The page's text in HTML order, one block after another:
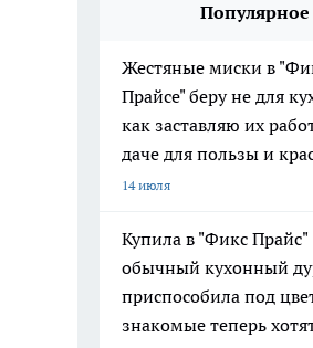
Популярное
Жестяные миски в
Прайсе" беру не для
как заставляю их
даче для пользы и
14 июля
Купила в "Фикс Прайс"
обычный кухонный
приспособила под
знакомые теперь